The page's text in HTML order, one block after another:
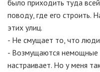
было приходить туда
поводу, где его строить.
этих улиц.
- Не смущает то, что
- Возмущаются немощные
настраивает. Но у меня